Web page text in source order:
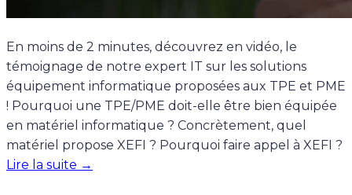
En moins de 2 minutes, découvrez en vidéo, le
témoignage de notre expert IT sur les solutions
équipement informatique proposées aux TPE et PME
! Pourquoi une TPE/PME doit-elle être bien équipée
en matériel informatique ? Concrètement, quel
matériel propose XEFI ? Pourquoi faire appel à XEFI ?
Lire la suite →